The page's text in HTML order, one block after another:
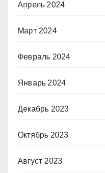
Апрель 2024
Март 2024
Февраль 2024
Январь 2024
Декабрь 2023
Октябрь 2023
Август 2023